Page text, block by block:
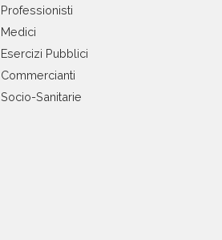
Professionisti
Medici
Esercizi Pubblici
Commercianti
Socio-Sanitarie